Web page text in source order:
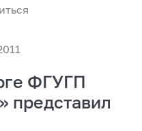
ФГУГП
представил